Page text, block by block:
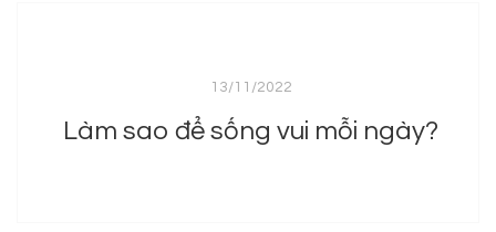
13/11/2022
Làm sao để sống vui mỗi ngày?